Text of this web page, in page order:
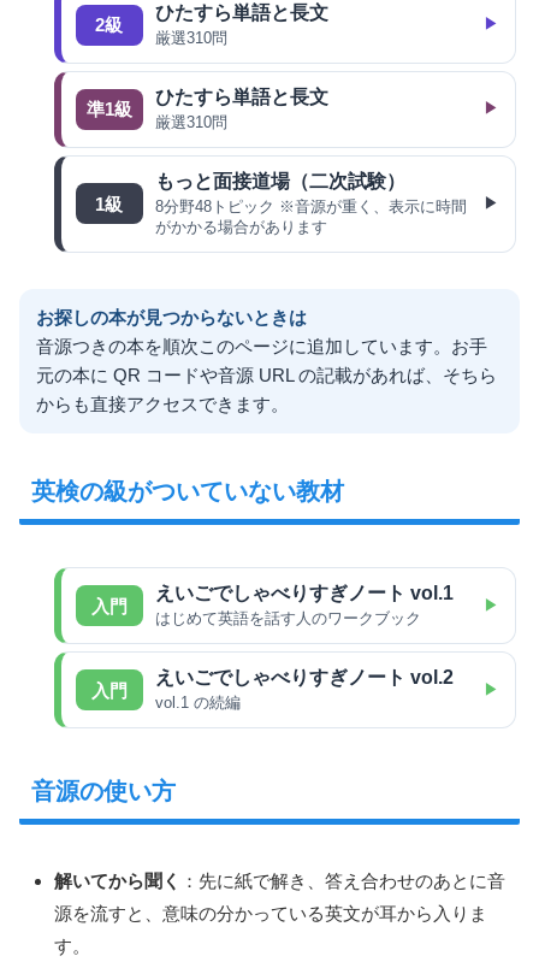
2級
ひたすら単語と長文
厳選310問
準1級
ひたすら単語と長文
厳選310問
1級
もっと面接道場（二次試験）
8分野48トピック ※音源が重く、表示に時間
がかかる場合があります
お探しの本が見つからないときは
音源つきの本を順次このページに追加しています。お手
元の本に QR コードや音源 URL の記載があれば、そちら
からも直接アクセスできます。
英検の級がついていない教材
入門
えいごでしゃべりすぎノート vol.1
はじめて英語を話す人のワークブック
入門
えいごでしゃべりすぎノート vol.2
vol.1 の続編
音源の使い方
解いてから聞く ：先に紙で解き、答え合わせのあとに音
源を流すと、意味の分かっている英文が耳から入りま
す。